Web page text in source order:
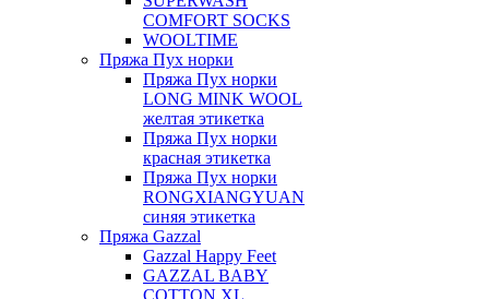
COMFORT SOCKS
WOOLTIME
Пряжа Пух норки
Пряжа Пух норки
LONG MINK WOOL
желтая этикетка
Пряжа Пух норки
красная этикетка
Пряжа Пух норки
RONGXIANGYUAN
синяя этикетка
Пряжа Gazzal
Gazzal Happy Feet
GAZZAL BABY
COTTON XL